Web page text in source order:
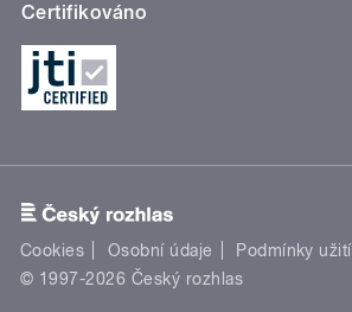
Certifikováno
Cookies Osobní údaje Podmínky užití
© 1997-2026 Český rozhlas